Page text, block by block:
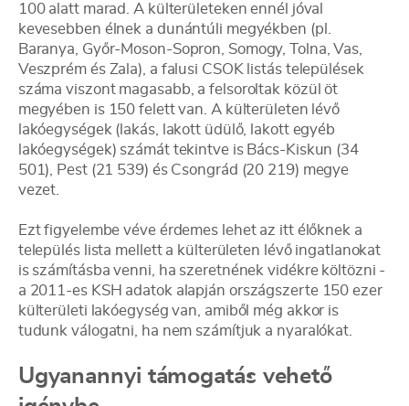
100 alatt marad. A külterületeken ennél jóval
kevesebben élnek a dunántúli megyékben (pl.
Baranya, Győr-Moson-Sopron, Somogy, Tolna, Vas,
Veszprém és Zala), a falusi CSOK listás települések
száma viszont magasabb, a felsoroltak közül öt
megyében is 150 felett van. A külterületen lévő
lakóegységek (lakás, lakott üdülő, lakott egyéb
lakóegységek) számát tekintve is Bács-Kiskun (34
501), Pest (21 539) és Csongrád (20 219) megye
vezet.
Ezt figyelembe véve érdemes lehet az itt élőknek a
település lista mellett a külterületen lévő ingatlanokat
is számításba venni, ha szeretnének vidékre költözni -
a 2011-es KSH adatok alapján országszerte 150 ezer
külterületi lakóegység van, amiből még akkor is
tudunk válogatni, ha nem számítjuk a nyaralókat.
Ugyanannyi támogatás vehető